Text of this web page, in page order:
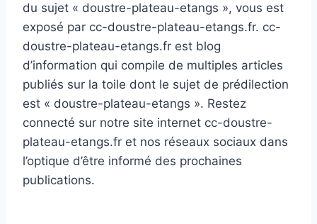
du sujet « doustre-plateau-etangs », vous est
exposé par cc-doustre-plateau-etangs.fr. cc-
doustre-plateau-etangs.fr est blog
d’information qui compile de multiples articles
publiés sur la toile dont le sujet de prédilection
est « doustre-plateau-etangs ». Restez
connecté sur notre site internet cc-doustre-
plateau-etangs.fr et nos réseaux sociaux dans
l’optique d’être informé des prochaines
publications.